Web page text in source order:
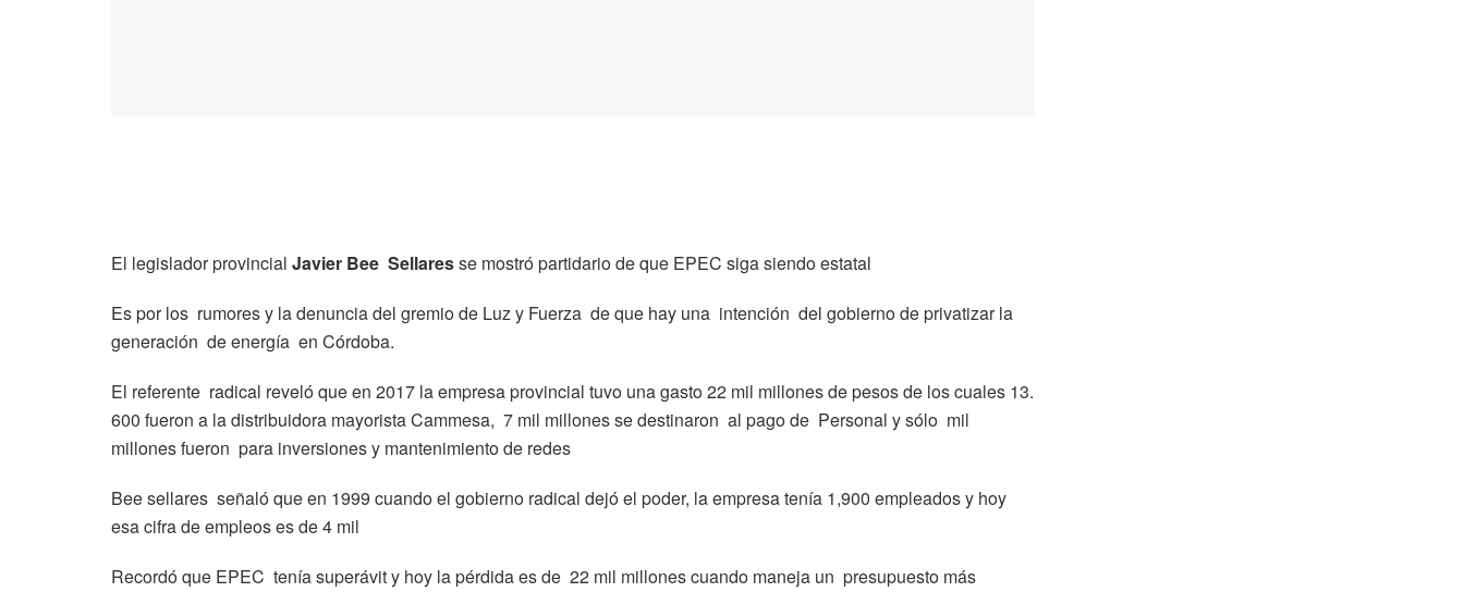
El legislador provincial Javier Bee Sellaresse mostró partidario de que EPEC siga siendo estatal
Es por los rumores y la denuncia del gremio de Luz y Fuerza de que hay una intención del gobierno de privatizar la
generación de energía en Córdoba.
El referente radical reveló que en 2017 la empresa provincial tuvo una gasto 22 mil millones de pesos de los cuales 13.
600 fueron a la distribuidora mayorista Cammesa, 7 mil millones se destinaron al pago de Personal y sólo mil
millones fueron para inversiones y mantenimiento de redes
Bee sellares señaló que en 1999 cuando el gobierno radical dejó el poder, la empresa tenía 1,900 empleados y hoy
esa cifra de empleos es de 4 mil
Recordó que EPEC tenía superávit y hoy la pérdida es de 22 mil millones cuando maneja un presupuesto más